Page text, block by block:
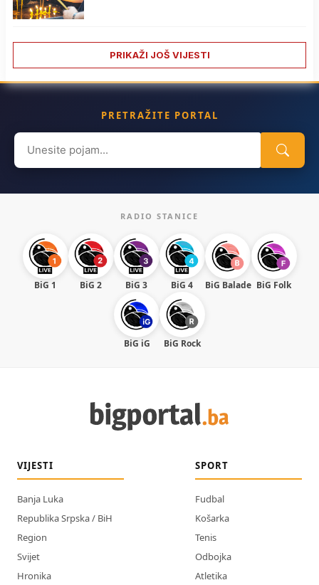
PRIKAŽI JOŠ VIJESTI
PRETRAŽITE PORTAL
Search
for:
RADIO STANICE
BiG 1 BiG 2 BiG 3 BiG 4 BiG Balade BiG Folk
BiG iG BiG Rock
VIJESTI
Banja Luka
Republika Srpska / BiH
Region
Svijet
Hronika
SPORT
Fudbal
Košarka
Tenis
Odbojka
Atletika